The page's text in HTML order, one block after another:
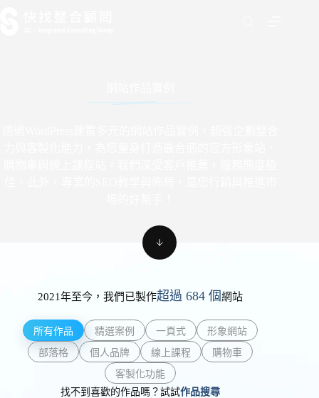
2021年至今，我們已製作超過 684 個網站
所有作品 精選案例 一頁式
形象網站
部落格
個人品牌 線上課程
購物車
客製化功能
找不到喜歡的作品嗎？試試作品搜尋